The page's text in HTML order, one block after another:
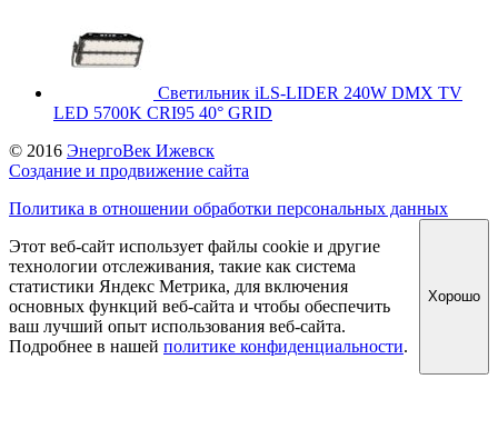
Светильник iLS-LIDER 240W DMX TV
LED 5700K CRI95 40° GRID
© 2016 ЭнергоВек Ижевск
Создание и продвижение сайта
Политика в отношении обработки персональных данных
Этот веб-сайт использует файлы cookie и другие
технологии отслеживания, такие как система
статистики Яндекс Метрика, для включения
основных функций веб-сайта и чтобы обеспечить
ваш лучший опыт использования веб-сайта.
Подробнее в нашей политике конфиденциальности.
Хорошо